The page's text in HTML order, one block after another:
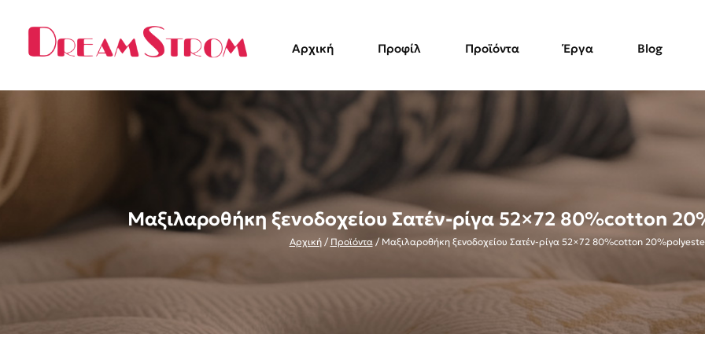
Αρχική Προφίλ Προϊόντα Έργα Blog
Μαξιλαροθήκη ξενοδοχείου Σατέν-ρίγα 52×72 80%cotton
Αρχική/ Προϊόντα/ Μαξιλαροθήκη ξενοδοχείου Σατέν-ρίγα 52×72 80%cotton